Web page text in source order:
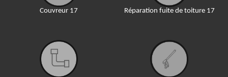
Couvreur 17 Réparation fuite de toiture 17